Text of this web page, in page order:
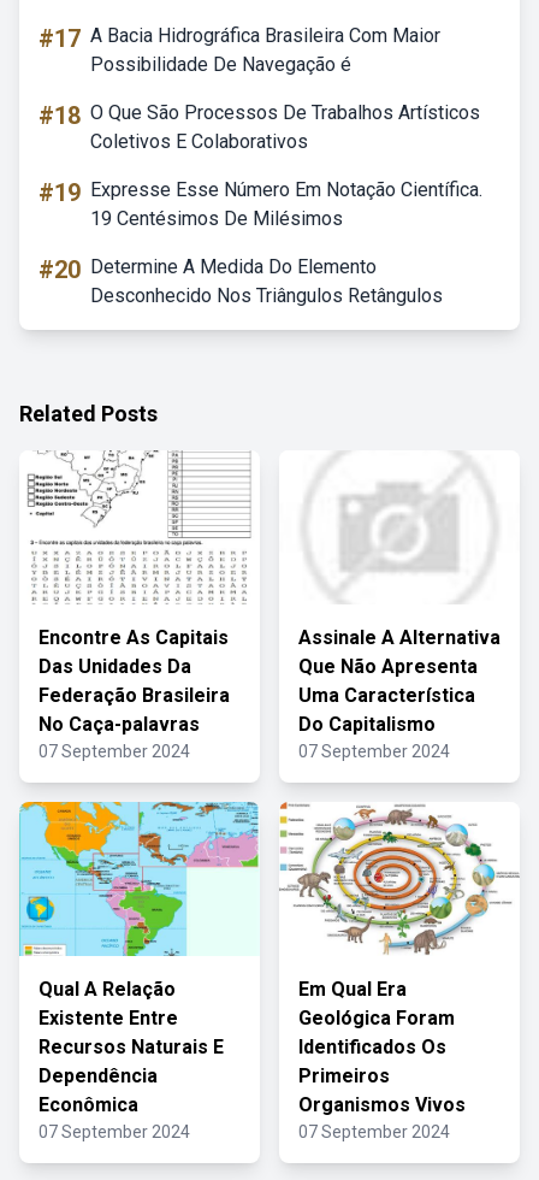
#17 A Bacia Hidrográfica Brasileira Com Maior
Possibilidade De Navegação é
#18 O Que São Processos De Trabalhos Artísticos
Coletivos E Colaborativos
#19 Expresse Esse Número Em Notação Científica.
19 Centésimos De Milésimos
#20 Determine A Medida Do Elemento
Desconhecido Nos Triângulos Retângulos
Related Posts
Encontre As Capitais
Das Unidades Da
Federação Brasileira
No Caça-palavras
07 September 2024
Assinale A Alternativa
Que Não Apresenta
Uma Característica
Do Capitalismo
07 September 2024
Qual A Relação
Existente Entre
Recursos Naturais E
Dependência
Econômica
07 September 2024
Em Qual Era
Geológica Foram
Identificados Os
Primeiros
Organismos Vivos
07 September 2024